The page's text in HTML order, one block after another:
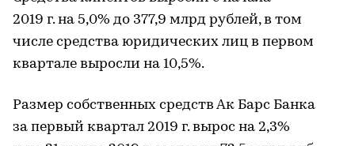
2019 г. на 5,0% до 377,9 млрд рублей, в том
числе средства юридических лиц в первом
квартале выросли на 10,5%.
Размер собственных средств Ак Барс Банка
за первый квартал 2019 г. вырос на 2,3%